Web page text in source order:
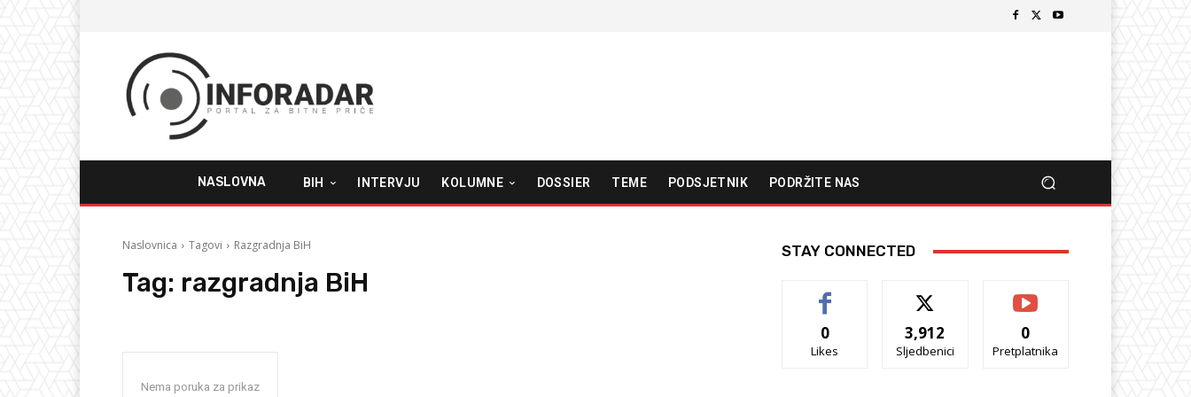
NASLOVNA BIH INTERVJU KOLUMNE DOSSIER TEME PODSJETNIK PODRŽITE NAS
Naslovnica Tagovi Razgradnja BiH
Tag: razgradnja BiH
Nema poruka za prikaz
STAY CONNECTED
0
Likes
3,912
Sljedbenici
0
Pretplatnika